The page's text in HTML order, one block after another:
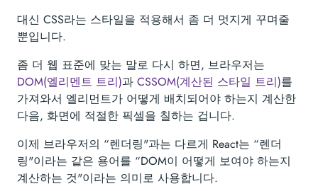
대신 CSS라는 스타일을 적용해서 좀 더 멋지게 꾸며줄
뿐입니다.
좀 더 웹 표준에 맞는 말로 다시 하면, 브라우저는
DOM(엘리멘트 트리)과 CSSOM(계산된 스타일 트리)를
가져와서 엘리먼트가 어떻게 배치되어야 하는지 계산한
다음, 화면에 적절한 픽셀을 칠하는 겁니다.
이제 브라우저의 “렌더링"과는 다르게 React는 “렌더
링"이라는 같은 용어를 “DOM이 어떻게 보여야 하는지
계산하는 것"이라는 의미로 사용합니다.